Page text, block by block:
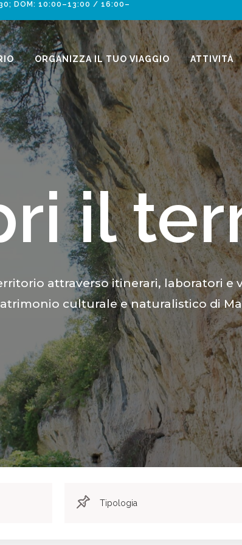
DOM: 10:00–13:00 / 16:00–
ORGANIZZA IL TUO VIAGGIO ATTIVITÀ
Entra in diretto contatto con
più importanti dell’habitat